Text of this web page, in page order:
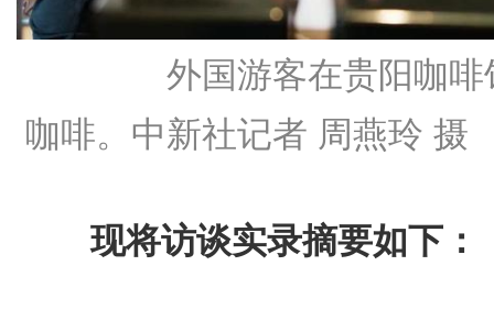
外国游客在贵阳咖啡
咖啡。中新社记者 周燕玲 摄
现将访谈实录摘要如下：